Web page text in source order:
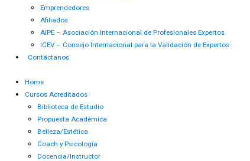
Emprendedores
Afiliados
AIPE – Asociación Internacional de Profesionales Expertos
ICEV – Consejo Internacional para la Validación de Expertos
Contáctanos
Home
Cursos Acreditados
Biblioteca de Estudio
Propuesta Académica
Belleza/Estética
Coach y Psicología
Docencia/Instructor